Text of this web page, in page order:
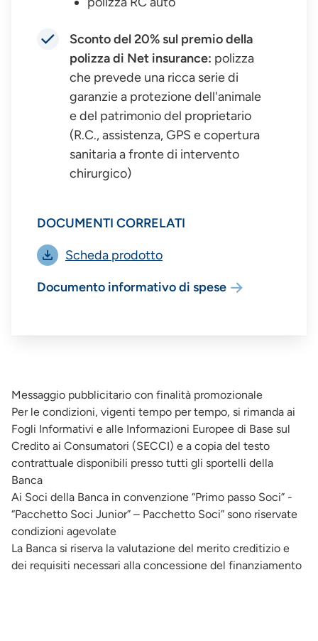
Sconto del 20% sul premio della
polizza di Net insurance: polizza
che prevede una ricca serie di
garanzie a protezione dell'animale
e del patrimonio del proprietario
(R.C., assistenza, GPS e copertura
sanitaria a fronte di intervento
chirurgico)
DOCUMENTI CORRELATI
Scheda prodotto
Documento informativo di spese
Messaggio pubblicitario con finalità promozionale
Per le condizioni, vigenti tempo per tempo, si rimanda ai
Fogli Informativi e alle Informazioni Europee di Base sul
Credito ai Consumatori (SECCI) e a copia del testo
contrattuale disponibili presso tutti gli sportelli della
Banca
Ai Soci della Banca in convenzione “Primo passo Soci” -
“Pacchetto Soci Junior” – Pacchetto Soci” sono riservate
condizioni agevolate
La Banca si riserva la valutazione del merito creditizio e
dei requisiti necessari alla concessione del finanziamento